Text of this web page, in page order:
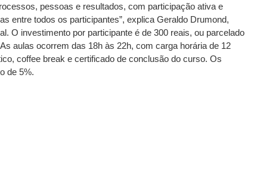
pessoas e resultados, com participação ativa e
entre todos os participantes”, explica Geraldo Drumond,
O investimento por participante é de 300 reais, ou parcelado
aulas ocorrem das 18h às 22h, com carga horária de 12
coffee break e certificado de conclusão do curso. Os
de 5%.